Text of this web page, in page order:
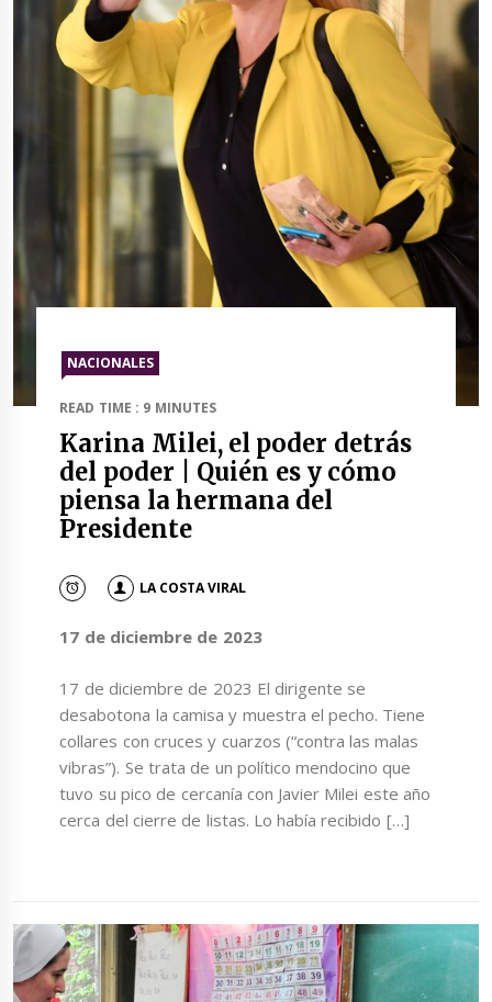
NACIONALES
READ TIME : 9 MINUTES
Karina Milei, el poder detrás
del poder | Quién es y cómo
piensa la hermana del
Presidente
LA COSTA VIRAL
17 de diciembre de 2023
17 de diciembre de 2023 El dirigente se
desabotona la camisa y muestra el pecho. Tiene
collares con cruces y cuarzos (“contra las malas
vibras”). Se trata de un político mendocino que
tuvo su pico de cercanía con Javier Milei este año
cerca del cierre de listas. Lo había recibido […]